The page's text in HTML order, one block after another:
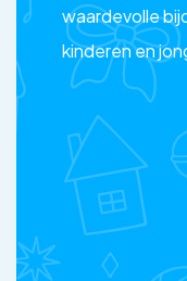
waardevolle
kinderen en